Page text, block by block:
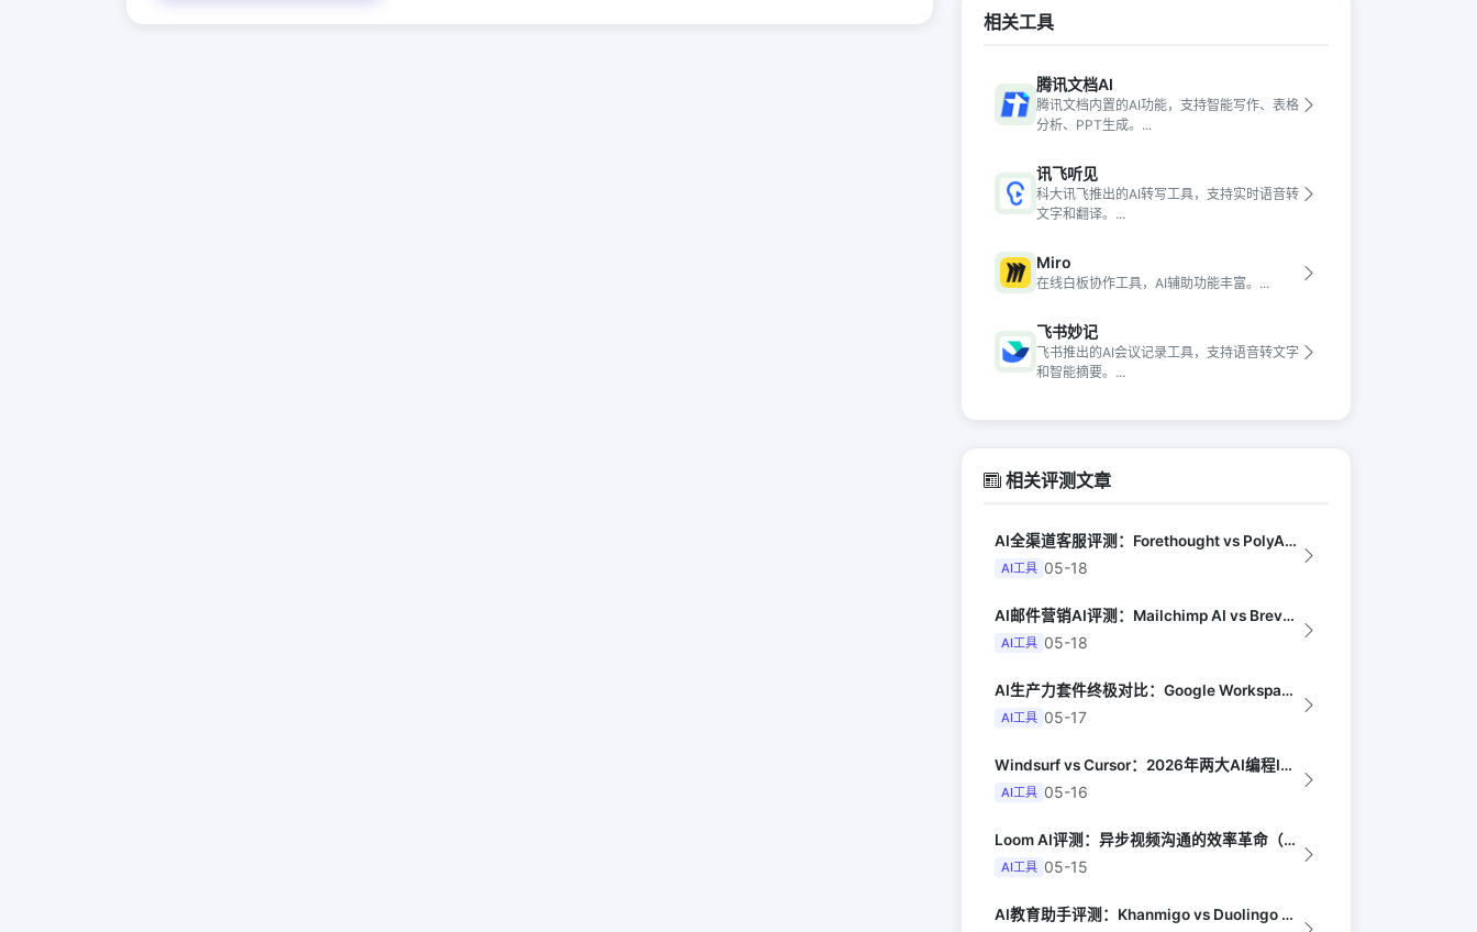
相关工具
腾讯文档AI
腾讯文档内置的AI功能，支持智能写作、表格
分析、PPT生成。...
讯飞听见
科大讯飞推出的AI转写工具，支持实时语音转
文字和翻译。...
Miro
在线白板协作工具，AI辅助功能丰富。...
飞书妙记
飞书推出的AI会议记录工具，支持语音转文字
和智能摘要。...
相关评测文章
AI全渠道客服评测：Forethought vs PolyAI vs Ada（G...
AI工具 05-18
AI邮件营销AI评测：Mailchimp AI vs Brevo AI vs K...
AI工具 05-18
AI生产力套件终极对比：Google Workspace AI vs Micro...
AI工具 05-17
Windsurf vs Cursor：2026年两大AI编程IDE终极对决实测（...
AI工具 05-16
Loom AI评测：异步视频沟通的效率革命（Harvard Business R...
AI工具 05-15
AI教育助手评测：Khanmigo vs Duolingo Max vs Qui...